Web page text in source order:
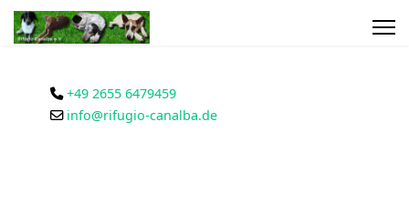
+49 2655 6479459
info@rifugio-canalba.de